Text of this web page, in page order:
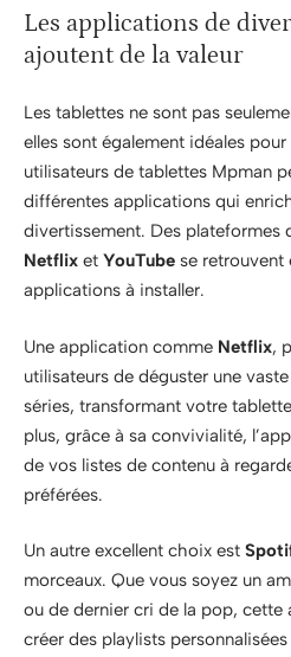
Les applications de
ajoutent de la valeur
Les tablettes ne sont pas
elles sont également idéales
utilisateurs de tablettes Mpman
différentes applications qui
divertissement. Des plateformes
Netflix et YouTube se retrouvent
applications à installer.
Une application comme Netflix,
utilisateurs de déguster une
séries, transformant votre
plus, grâce à sa convivialité,
de vos listes de contenu à
préférées.
Un autre excellent choix est
morceaux. Que vous soyez un
ou de dernier cri de la pop,
créer des playlists